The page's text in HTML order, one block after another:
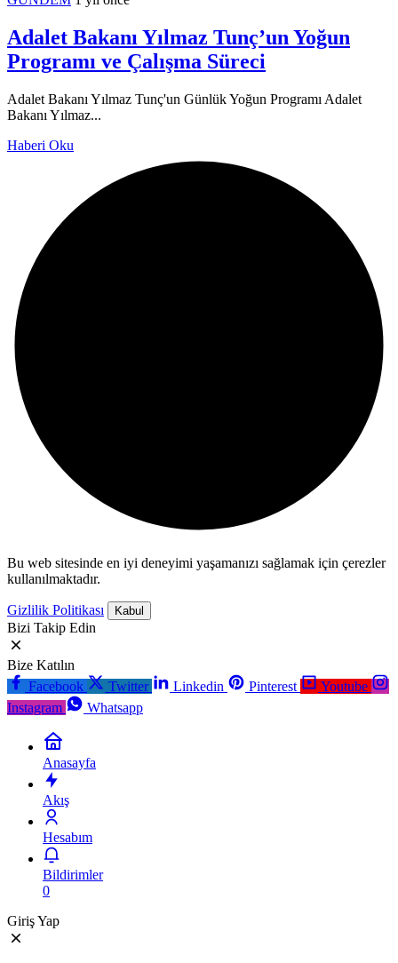
Adalet Bakanı Yılmaz Tunç’un Yoğun
Programı ve Çalışma Süreci
Adalet Bakanı Yılmaz Tunç'un Günlük Yoğun Programı Adalet
Bakanı Yılmaz...
Haberi Oku
Bu web sitesinde en iyi deneyimi yaşamanızı sağlamak için çerezler
kullanılmaktadır.
Gizlilik Politikası Kabul
Bizi Takip Edin
Bize Katılın
Facebook
Twitter Linkedin Pinterest
Youtube
Instagram
Whatsapp
Anasayfa
Akış
Hesabım
Bildirimler
0
Giriş Yap